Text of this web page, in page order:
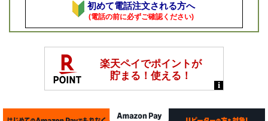
初めて電話注文される方へ
(電話の前に必ずご確認ください)